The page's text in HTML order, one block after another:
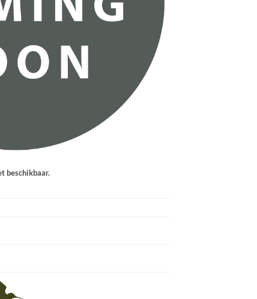
beschikbaar.